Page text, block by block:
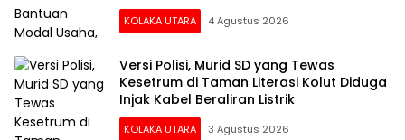
Juta
KOLAKA UTARA 4 Agustus 2026
Versi Polisi, Murid SD yang Tewas
Kesetrum di Taman Literasi Kolut Diduga
Injak Kabel Beraliran Listrik
KOLAKA UTARA 3 Agustus 2026